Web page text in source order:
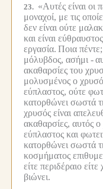
23. «Αυτές είναι οι
μοναχοί, με τις
δεν είναι ούτε
και είναι
εργασία. Ποια πέντε;
μόλυβδος, ασήμι -
ακαθαρσίες του
μολυσμένος ο
εύπλαστος, ούτε
κατορθώνει σωστά
χρυσός είναι
ακαθαρσίες, αυτός ο
εύπλαστος και
κατορθώνει σωστά
κοσμήματος
είτε περιδέραιο
βιώνει.